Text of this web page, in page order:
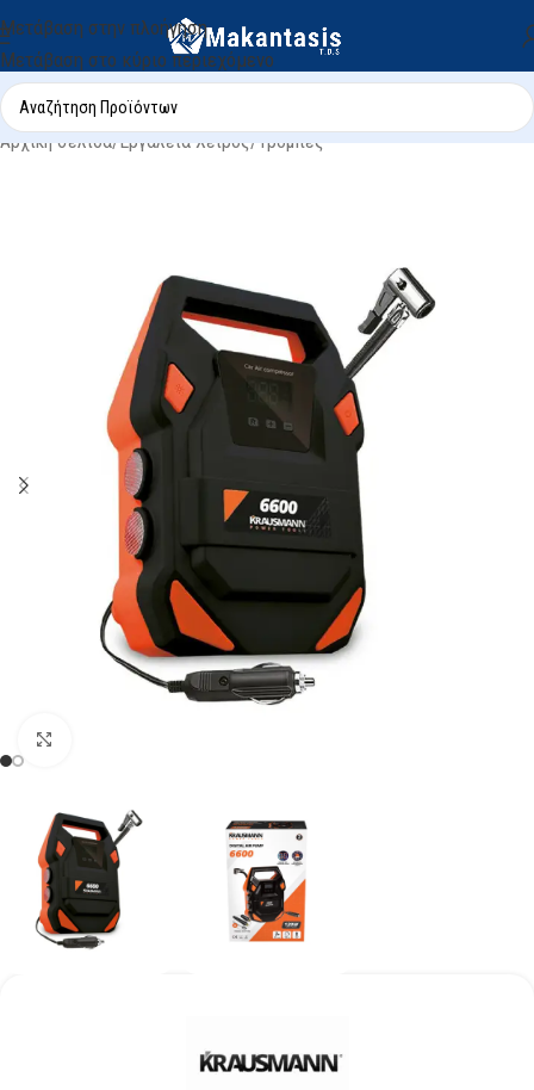
Μετάβαση στην πλοήγηση
Μετάβαση στο κύριο περιεχόμενο
Αρχική σελίδα/Εργαλεία Χειρός/Τρόμπες